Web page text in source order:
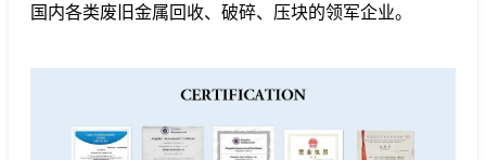
国内各类废旧金属回收、破碎、压块的领军企业。